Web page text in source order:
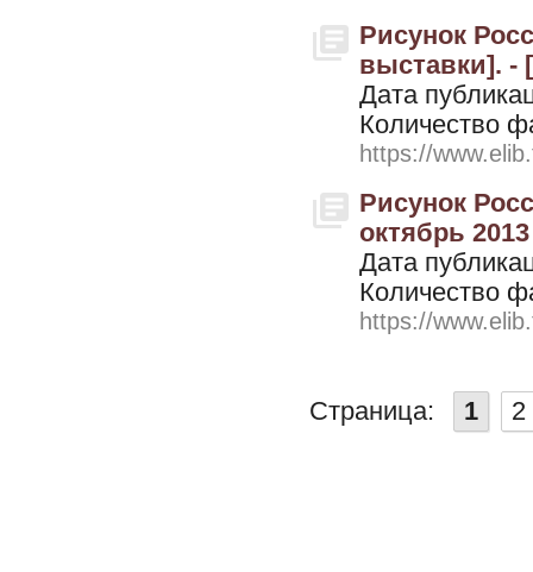
Рисунок
выставки]. -
Дата
Количество
https://
Рисунок
октябрь
Дата
Количество
https://
Страница: 1 2